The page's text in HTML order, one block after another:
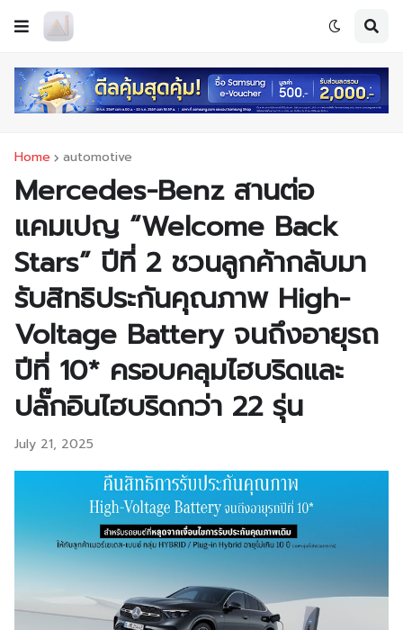
Home automotive
Mercedes-Benz สานต่อ
แคมเปญ “Welcome Back
Stars” ปีที่ 2 ชวนลูกค้ากลับมา
รับสิทธิประกันคุณภาพ High-
Voltage Battery จนถึงอายุรถ
ปีที่ 10* ครอบคลุมไฮบริดและ
ปลั๊กอินไฮบริดกว่า 22 รุ่น
July 21, 2025